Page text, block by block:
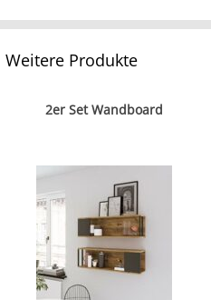
Weitere Produkte
2er Set Wandboard